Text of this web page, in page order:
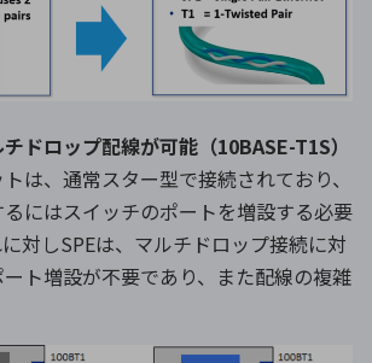
ドロップ配線が可能（10BASE-T1S）
は、通常スター型で接続されており、
にはスイッチのポートを増設する必要
対しSPEは、マルチドロップ接続に対
ト増設が不要であり、また配線の複雑